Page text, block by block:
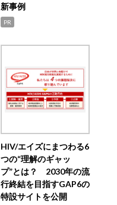
新事例
PR
HIV/エイズにまつわる6
つの“理解のギャッ
プ”とは？ 2030年の流
行終結を目指すGAP6の
特設サイトを公開